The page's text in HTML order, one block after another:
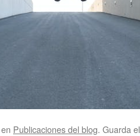
Publicaciones del blog. Guarda